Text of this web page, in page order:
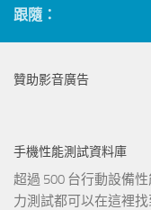
跟隨：
贊助影音廣告
手機性能測試資料庫
超過 500 台行動設備
力測試都可以在這裡找